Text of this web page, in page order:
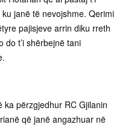
janë të nevojshme. Qerimi
pajisjeve arrin diku rreth
do t’i shërbejnë tani
përzgjedhur RC Gjilanin
që janë angazhuar në